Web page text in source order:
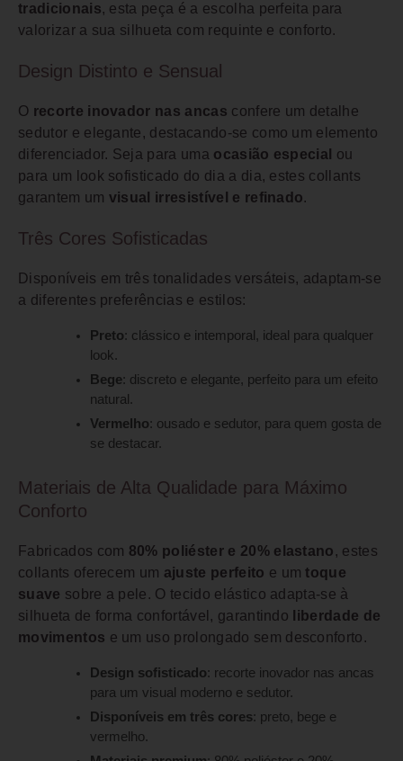
tradicionais, esta peça é a escolha perfeita para
valorizar a sua silhueta com requinte e conforto.
Design Distinto e Sensual
O recorte inovador nas ancas confere um detalhe
sedutor e elegante, destacando-se como um elemento
diferenciador. Seja para uma ocasião especial
ou
para um look sofisticado do dia a dia, estes collants
garantem um visual irresistível e refinado.
Três Cores Sofisticadas
Disponíveis em três tonalidades versáteis, adaptam-se
a diferentes preferências e estilos:
Preto: clássico e intemporal, ideal para qualquer
look.
Bege: discreto e elegante, perfeito para um efeito
natural.
Vermelho: ousado e sedutor, para quem gosta de
se destacar.
Materiais de Alta Qualidade para Máximo
Conforto
Fabricados com 80% poliéster e 20% elastano , estes
collants oferecem um ajuste perfeito e umtoque
suave sobre a pele. O tecido elástico adapta-se à
silhueta de forma confortável, garantindo
liberdade de
movimentos e um uso prolongado sem desconforto.
Design sofisticado: recorte inovador nas ancas
para um visual moderno e sedutor.
Disponíveis em três cores: preto, bege e
vermelho.